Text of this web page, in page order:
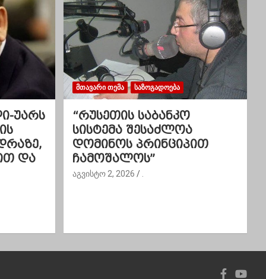
უარს
და
ᲛᲗᲐᲕᲐᲠᲘ ᲗᲔᲛᲐ ᲡᲐᲖᲝᲒᲐᲓᲝᲔᲑᲐ
“რუსეთის საბანკო
სისტემა შესაძლოა
დომინოს პრინციპით
ჩამოშალოს”
აგვისტო 2, 2026